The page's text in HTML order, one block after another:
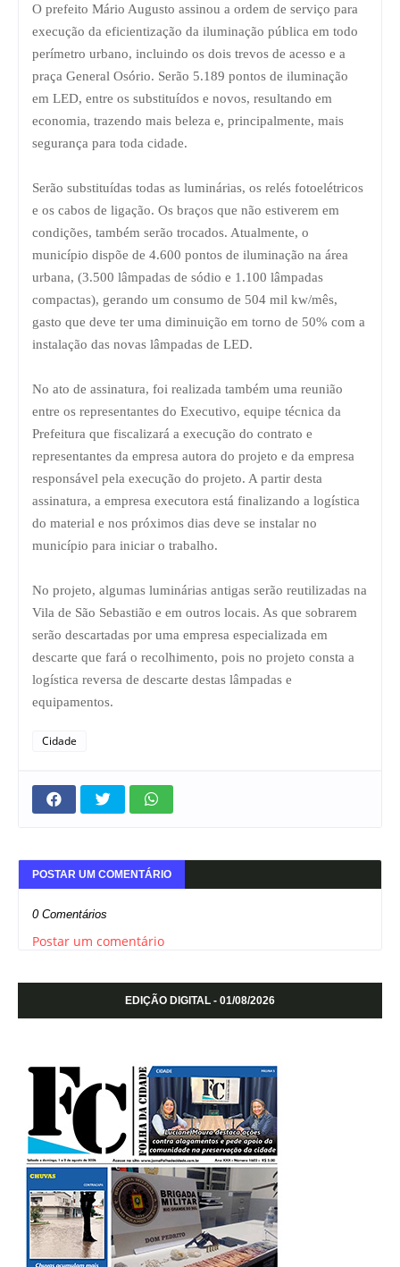
O prefeito Mário Augusto assinou a ordem de serviço para
execução da eficientização da iluminação pública em todo
perímetro urbano, incluindo os dois trevos de acesso e a
praça General Osório. Serão 5.189 pontos de iluminação
em LED, entre os substituídos e novos, resultando em
economia, trazendo mais beleza e, principalmente, mais
segurança para toda cidade.
Serão substituídas todas as luminárias, os relés fotoelétricos
e os cabos de ligação. Os braços que não estiverem em
condições, também serão trocados. Atualmente, o
município dispõe de 4.600 pontos de iluminação na área
urbana, (3.500 lâmpadas de sódio e 1.100 lâmpadas
compactas), gerando um consumo de 504 mil kw/mês,
gasto que deve ter uma diminuição em torno de 50% com a
instalação das novas lâmpadas de LED.
No ato de assinatura, foi realizada também uma reunião
entre os representantes do Executivo, equipe técnica da
Prefeitura que fiscalizará a execução do contrato e
representantes da empresa autora do projeto e da empresa
responsável pela execução do projeto. A partir desta
assinatura, a empresa executora está finalizando a logística
do material e nos próximos dias deve se instalar no
município para iniciar o trabalho.
No projeto, algumas luminárias antigas serão reutilizadas na
Vila de São Sebastião e em outros locais. As que sobrarem
serão descartadas por uma empresa especializada em
descarte que fará o recolhimento, pois no projeto consta a
logística reversa de descarte destas lâmpadas e
equipamentos.
Cidade
POSTAR UM COMENTÁRIO
0 Comentários
Postar um comentário
EDIÇÃO DIGITAL - 01/08/2026